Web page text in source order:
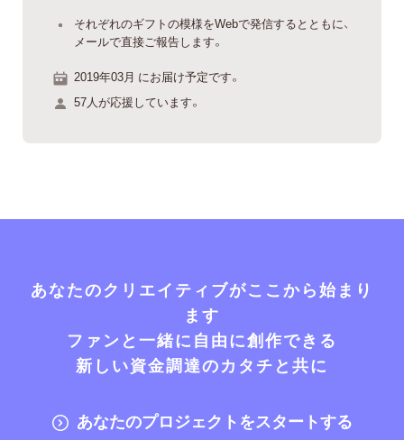
それぞれのギフトの模様をWebで発信するとともに、
メールで直接ご報告します。
2019年03月 にお届け予定です。
57人が応援しています。
あなたのクリエイティブがここから始まり
ます
ファンと一緒に自由に創作できる
新しい資金調達のカタチと共に
あなたのプロジェクトをスタートする